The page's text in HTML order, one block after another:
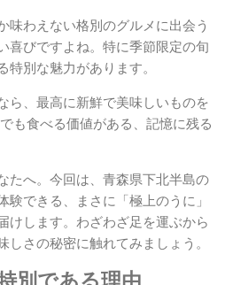
味わえない格別のグルメに出会う
喜びですよね。特に季節限定の旬
別な魅力があります。
ら、最高に新鮮で美味しいものを
も食べる価値がある、記憶に残る
たへ。今回は、青森県下北半島の
験できる、まさに「極上のうに」
けします。わざわざ足を運ぶから
しさの秘密に触れてみましょう。